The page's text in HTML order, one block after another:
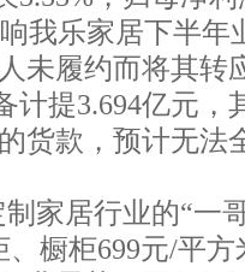
我乐家居下半年
未履约而将其转
计提3.694亿元，
货款，预计无法
家居行业的“一
、橱柜699元/平